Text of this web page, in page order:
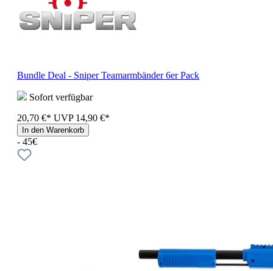
Bundle Deal - Sniper Teamarmbänder 6er Pack
Sofort verfügbar
20,70 €* UVP 14,90 €*
In den Warenkorb
- 45€